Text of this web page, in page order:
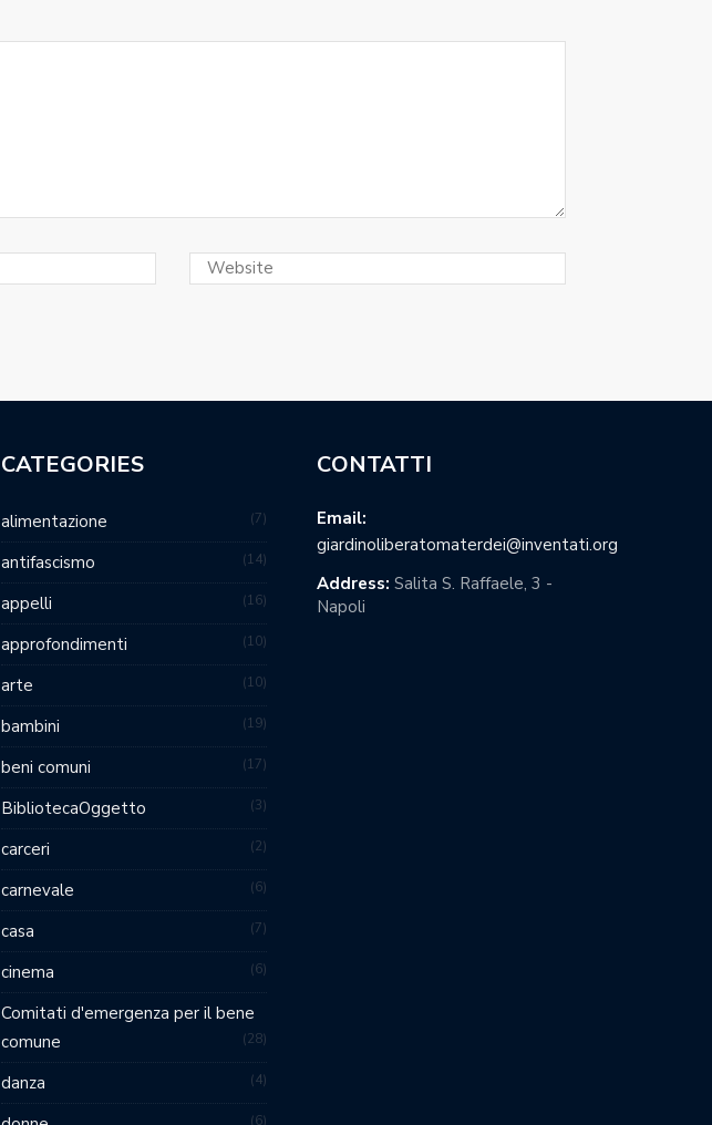
CATEGORIES
alimentazione 7
antifascismo 14
appelli 16
approfondimenti 10
arte 10
bambini 19
beni comuni 17
BibliotecaOggetto 3
carceri 2
carnevale 6
casa 7
cinema 6
Comitati d'emergenza per il bene
comune
28
danza 4
6
CONTATTI
Email:
giardinoliberatomaterdei@inventati.org
Address: Salita S. Raffaele, 3 -
Napoli